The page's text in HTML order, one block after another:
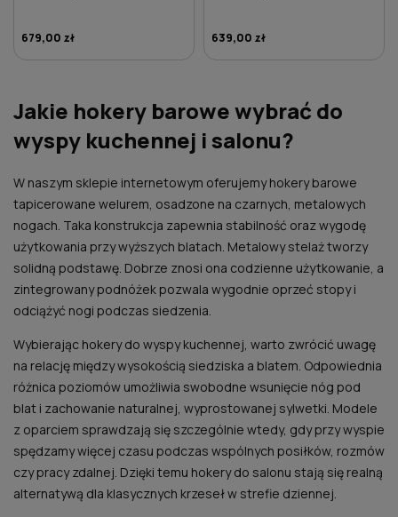
679,00 zł 639,00 zł
Jakie hokery barowe wybrać do
wyspy kuchennej i salonu?
W naszym sklepie internetowym oferujemy hokery barowe
tapicerowane welurem, osadzone na czarnych, metalowych
nogach. Taka konstrukcja zapewnia stabilność oraz wygodę
użytkowania przy wyższych blatach. Metalowy stelaż tworzy
solidną podstawę. Dobrze znosi ona codzienne użytkowanie, a
zintegrowany podnóżek pozwala wygodnie oprzeć stopy i
odciążyć nogi podczas siedzenia.
Wybierając hokery do wyspy kuchennej, warto zwrócić uwagę
na relację między wysokością siedziska a blatem. Odpowiednia
różnica poziomów umożliwia swobodne wsunięcie nóg pod
blat i zachowanie naturalnej, wyprostowanej sylwetki. Modele
z oparciem sprawdzają się szczególnie wtedy, gdy przy wyspie
spędzamy więcej czasu podczas wspólnych posiłków, rozmów
czy pracy zdalnej. Dzięki temu hokery do salonu stają się realną
alternatywą dla klasycznych krzeseł w strefie dziennej.